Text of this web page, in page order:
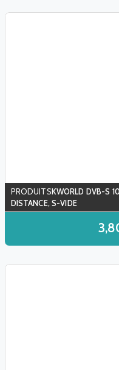
KWORLD DVB-S
DISTANCE, S-VIDE